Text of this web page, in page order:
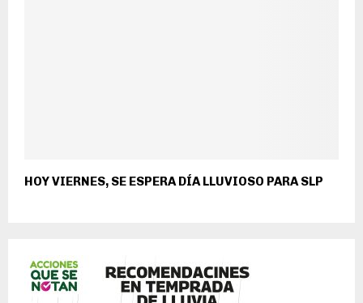
HOY VIERNES, SE ESPERA DÍA LLUVIOSO PARA SLP